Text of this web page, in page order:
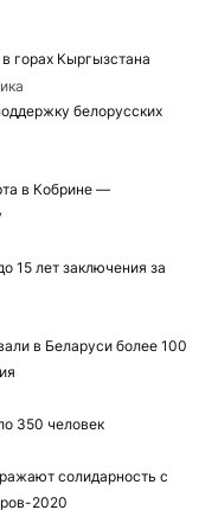
горах Кыргызстана
белорусских
в Кобрине —
15 лет заключения за
в Беларуси более 100
350 человек
солидарность с
2020